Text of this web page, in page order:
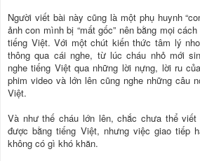
Người viết bài này cũng là một phụ huynh
ảnh con mình bị “mất gốc” nên bằng mọi
tiếng Việt. Với một chút kiến thức tâm lý
thông qua cái nghe, từ lúc cháu nhỏ mới
nghe tiếng Việt qua những lời nựng, lời ru
phim video và lớn lên cũng nghe những câu
Việt.
Và như thế cháu lớn lên, chắc chưa thể
được bằng tiếng Việt, nhưng việc giao tiếp
không có gì khó khăn.